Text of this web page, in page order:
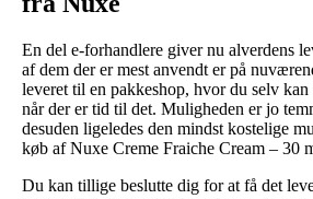
En del e-forhandlere giver nu alverdens
af dem der er mest anvendt er på
leveret til en pakkeshop, hvor du selv
når der er tid til det. Muligheden er jo
desuden ligeledes den mindst kostelige
køb af Nuxe Creme Fraiche Cream – 30
Du kan tillige beslutte dig for at få det